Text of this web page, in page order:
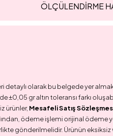
ÖLÇÜLENDİRME
olarak bu belgede yer
gr altın toleransı farkı
ürünler, Mesafeli Satış
ödeme işlemi orijinal ödeme
gönderilmelidir. Ürünün eksiksiz